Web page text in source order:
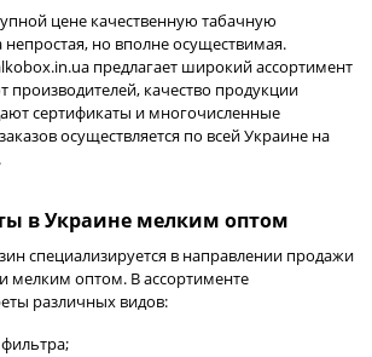
цене качественную табачную
но вполне осуществимая.
предлагает широкий ассортимент
производителей, качество продукции
сертификаты и многочисленные
осуществляется по всей Украине на
в Украине мелким оптом
специализируется в направлении продажи
мелким оптом. В ассортименте
различных видов: